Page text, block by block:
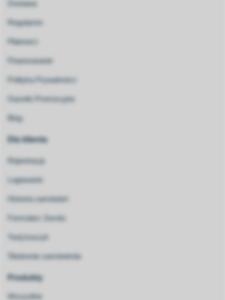
Dostawa
Regulamin
Płatności
Finansowanie
Polityka Prywatności
Gazetki Promocyjne
Blog
Dla klienta
Rejestracja
Logowanie
Historia zamówień
Formularz Zwrotu
Twój koszyk
Śledzenie zamówienia
Produkty
Wszystkie